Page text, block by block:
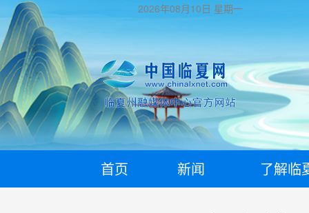
2026年08月10日 星期一
首页 新闻 了解临